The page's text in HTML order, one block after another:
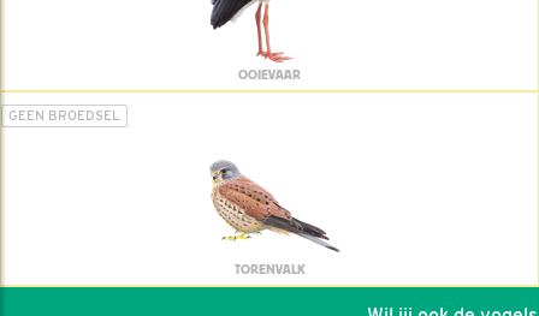
OOIEVAAR
GEEN BROEDSEL
TORENVALK